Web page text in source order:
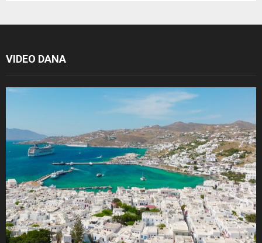
VIDEO DANA